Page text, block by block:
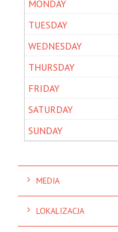
MEDIA
LOKALIZACJA